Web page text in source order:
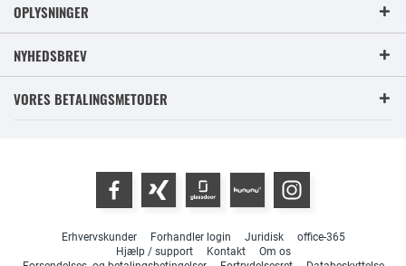
OPLYSNINGER
NYHEDSBREV
VORES BETALINGSMETODER
Erhvervskunder Forhandler login Juridisk
office-365
Hjælp / support
Kontakt
Om os